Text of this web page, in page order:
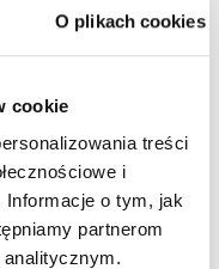
O plikach cookies
cookie
treści
i
o tym, jak
partnerom